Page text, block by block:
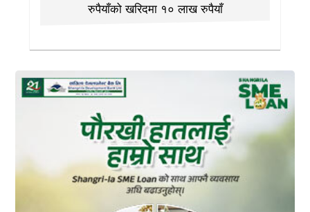
रुपैयाँको खरिदमा १० लाख रुपैयाँ